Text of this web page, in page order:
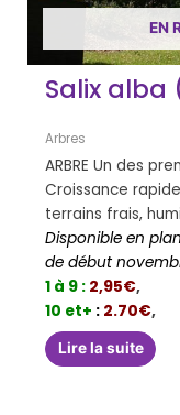
EN
Salix alba
Arbres
ARBRE Un des
Croissance
terrains frais,
Disponible en
de début
1 à 9 : 2,95€,
10 et+ : 2.70€,
Lire la suite